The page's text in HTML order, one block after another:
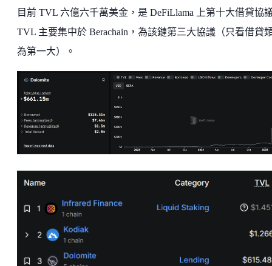
目前 TVL 六億六千萬美金，是 DeFiLlama 上第十大借貸協
TVL 主要集中於 Berachain，為該鏈第三大協議（只看借貸
為第一大）。